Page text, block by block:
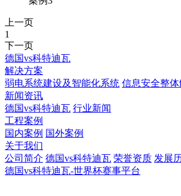
上一页
1
下一页
德国vs科特迪瓦
解决方案
弱电系统建设及智能化系统 信息安全整
新闻资讯
德国vs科特迪瓦 行业新闻
工程案例
国内案例 国外案例
关于我们
公司简介 德国vs科特迪瓦 荣誉资质 发展
德国vs科特迪瓦-世界杯赛事平台